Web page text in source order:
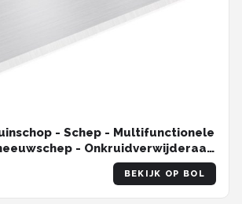
- Schep - Multifunctionele
- Onkruidverwijderaar
- tuinreinigingsschep - 23cm -
- staal - voor onkruid
schoonmake en
BEKIJK OP BOL